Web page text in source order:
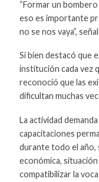
“Formar un
eso es importante
no se nos vaya”,
Si bien destacó que
institución cada vez
reconoció que las
dificultan muchas
La actividad
capacitaciones
durante todo el año,
económica,
compatibilizar la